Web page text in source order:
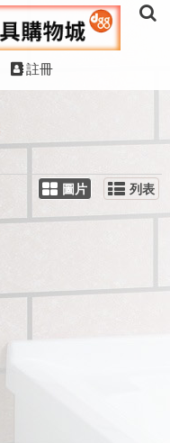
註冊
圖片 列表